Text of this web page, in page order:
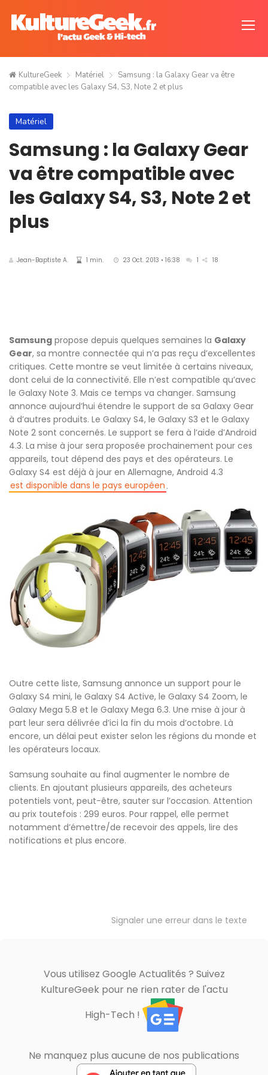
KultureGeek Matériel
Samsung : la Galaxy Gear va être
compatible avec les Galaxy S4, S3, Note 2 et plus
Matériel
Samsung : la Galaxy Gear
va être compatible avec
les Galaxy S4, S3, Note 2 et
plus
Jean-Baptiste A. 1 min. 23 Oct. 2013 • 16:38 1 18
Samsung propose depuis quelques semaines la Galaxy
Gear, sa montre connectée qui n’a pas reçu d’excellentes
critiques. Cette montre se veut limitée à certains niveaux,
dont celui de la connectivité. Elle n’est compatible qu’avec
le Galaxy Note 3. Mais ce temps va changer. Samsung
annonce aujourd’hui étendre le support de sa Galaxy Gear
à d’autres produits. Le Galaxy S4, le Galaxy S3 et le Galaxy
Note 2 sont concernés. Le support se fera à l’aide d’Android
4.3. La mise à jour sera proposée prochainement pour ces
appareils, tout dépend des pays et des opérateurs. Le
Galaxy S4 est déjà à jour en Allemagne, Android 4.3
est disponible dans le pays européen .
Outre cette liste, Samsung annonce un support pour le
Galaxy S4 mini, le Galaxy S4 Active, le Galaxy S4 Zoom, le
Galaxy Mega 5.8 et le Galaxy Mega 6.3. Une mise à jour à
part leur sera délivrée d’ici la fin du mois d’octobre. Là
encore, un délai peut exister selon les régions du monde et
les opérateurs locaux.
Samsung souhaite au final augmenter le nombre de
clients. En ajoutant plusieurs appareils, des acheteurs
potentiels vont, peut-être, sauter sur l’occasion. Attention
au prix toutefois : 299 euros. Pour rappel, elle permet
notamment d’émettre/de recevoir des appels, lire des
notifications et plus encore.
Signaler une erreur dans le texte
Vous utilisez Google Actualités ? Suivez
KultureGeek pour ne rien rater de l'actu
High-Tech !
Ne manquez plus aucune de nos publications